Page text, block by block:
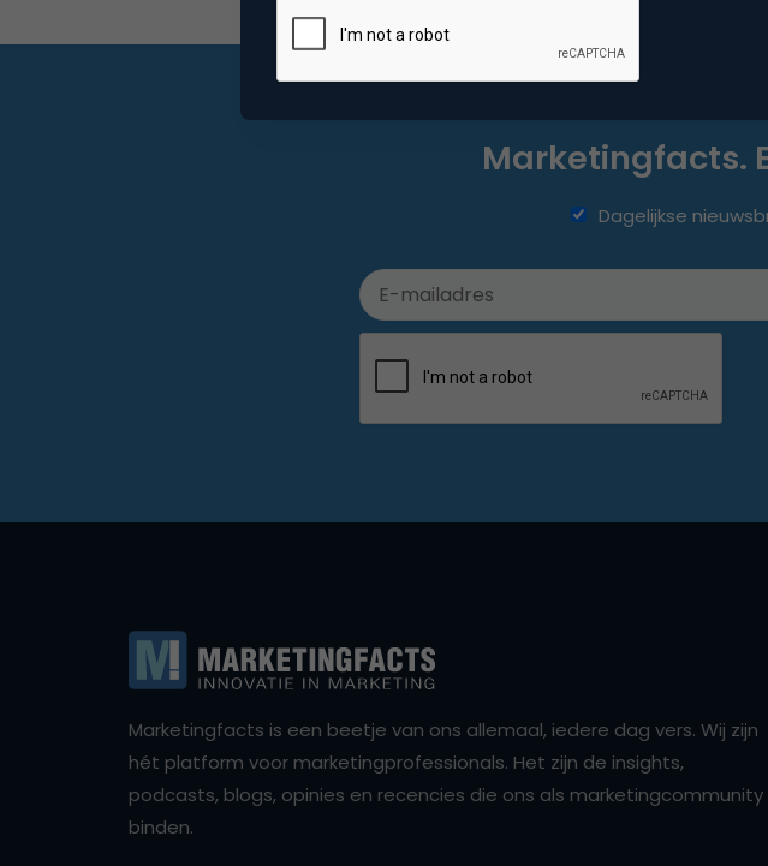
Marketingfacts.
Dagelijkse
Marketingfacts is een beetje van ons allemaal, iedere dag vers. Wij zijn
hét platform voor marketingprofessionals. Het zijn de insights,
podcasts, blogs, opinies en recencies die ons als marketingcommunity
binden.